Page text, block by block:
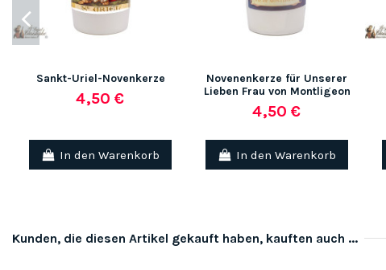
Sankt-Uriel-Novenkerze
4,50 €
In den Warenkorb
Novenenkerze für Unserer
Lieben Frau von Montligeon
4,50 €
In den Warenkorb
Kunden, die diesen Artikel gekauft haben, kauften auch ...